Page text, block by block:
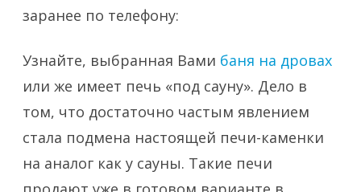
заранее по телефону:
Узнайте, выбранная Вами баня на дровах
или же имеет печь «под сауну». Дело в
том, что достаточно частым явлением
стала подмена настоящей печи-каменки
на аналог как у сауны. Такие печи